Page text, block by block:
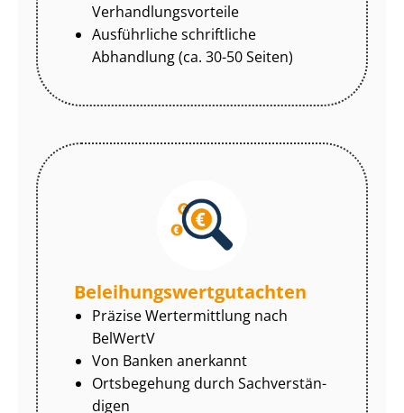
Ver­hand­lungs­vor­tei­le
Ausführliche schriftliche
Abhandlung (ca. 30-50 Seiten)
Be­lei­hungs­wert­gut­ach­ten
Präzise Wertermittlung nach
BelWertV
Von Banken anerkannt
Ortsbegehung durch Sach­ver­stän­
di­gen